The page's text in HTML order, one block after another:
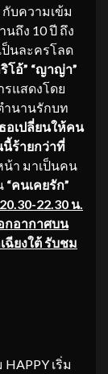
กับความเข้ม
ถึง 10 ปี ถึง
นละครโลด
โอ้” “ญาญ่า”
แสดงโดย
ำนานรักบท
ธอเปลี่ยนให้คน
นี้ร้ายกว่าที่
น้า มาเป็นคน
“คนเคยรัก”
22.30 น.
กอากาศบน
ฉียงใต้ รับชม
เริ่ม